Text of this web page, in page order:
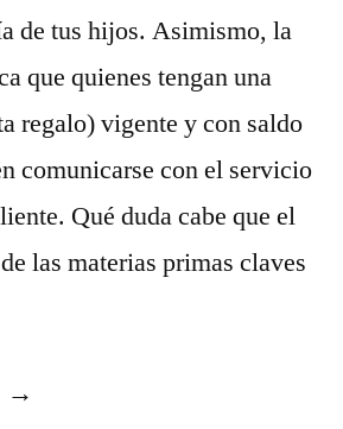
de tus hijos. Asimismo, la
que quienes tengan una
regalo) vigente y con saldo
comunicarse con el servicio
Qué duda cabe que el
las materias primas claves